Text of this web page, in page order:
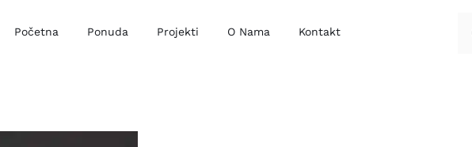
Početna Ponuda Projekti O Nama Kontakt